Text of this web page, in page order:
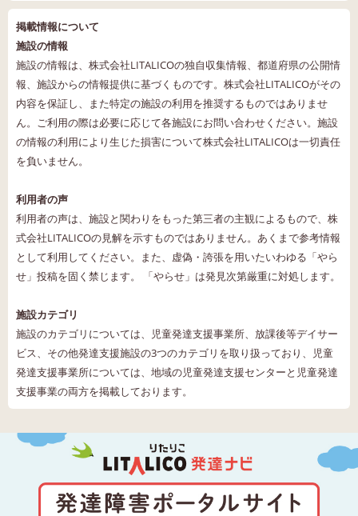
掲載情報について
施設の情報
施設の情報は、株式会社LITALICOの独自収集情報、都道府県の公開情
報、施設からの情報提供に基づくものです。株式会社LITALICOがその
内容を保証し、また特定の施設の利用を推奨するものではありませ
ん。ご利用の際は必要に応じて各施設にお問い合わせください。施設
の情報の利用により生じた損害について株式会社LITALICOは一切責任
を負いません。
利用者の声
利用者の声は、施設と関わりをもった第三者の主観によるもので、株
式会社LITALICOの見解を示すものではありません。あくまで参考情報
として利用してください。また、虚偽・誇張を用いたいわゆる「やら
せ」投稿を固く禁じます。 「やらせ」は発見次第厳重に対処します。
施設カテゴリ
施設のカテゴリについては、児童発達支援事業所、放課後等デイサー
ビス、その他発達支援施設の3つのカテゴリを取り扱っており、児童
発達支援事業所については、地域の児童発達支援センターと児童発達
支援事業の両方を掲載しております。